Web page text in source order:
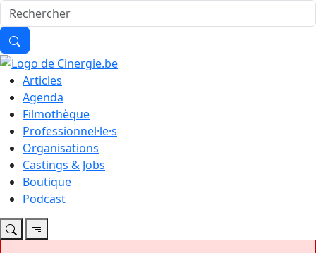
Articles
Agenda
Filmothèque
Professionnel·le·s
Organisations
Castings & Jobs
Boutique
Podcast